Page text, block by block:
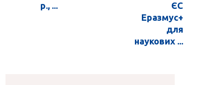
р., ...
ЄС
Еразмус+
для
наукових ...